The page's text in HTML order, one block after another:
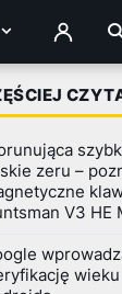
zeru –
V3 HE